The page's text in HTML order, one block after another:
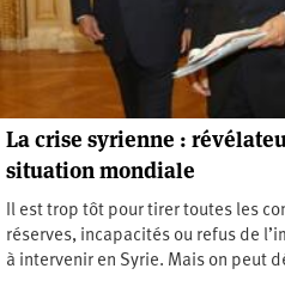
La crise syrienne :
situation mondiale
Il est trop tôt pour tirer toutes les
réserves, incapacités ou refus de
à intervenir en Syrie. Mais on peut